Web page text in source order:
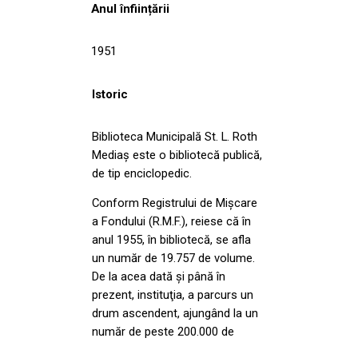
Anul înființării
1951
Istoric
Biblioteca Municipală St. L. Roth
Mediaş este o bibliotecă publică,
de tip enciclopedic.
Conform Registrului de Mişcare
a Fondului (R.M.F.), reiese că în
anul 1955, în bibliotecă, se afla
un număr de 19.757 de volume.
De la acea dată şi până în
prezent, instituţia, a parcurs un
drum ascendent, ajungând la un
număr de peste 200.000 de